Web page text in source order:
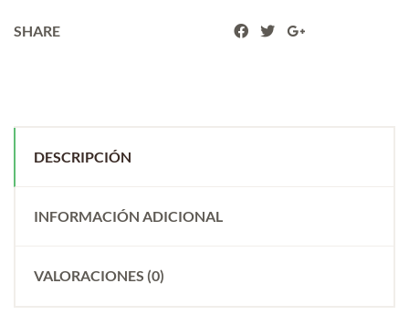
SHARE
DESCRIPCIÓN
INFORMACIÓN ADICIONAL
VALORACIONES (0)